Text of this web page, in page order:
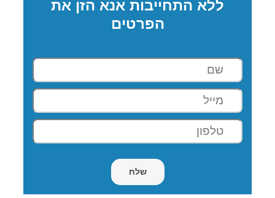
ללא התחייבות אנא הזן את
הפרטים